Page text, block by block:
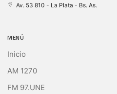
Av. 53 810 - La Plata - Bs. As.
MENÚ
Inicio
AM 1270
FM 97.UNE